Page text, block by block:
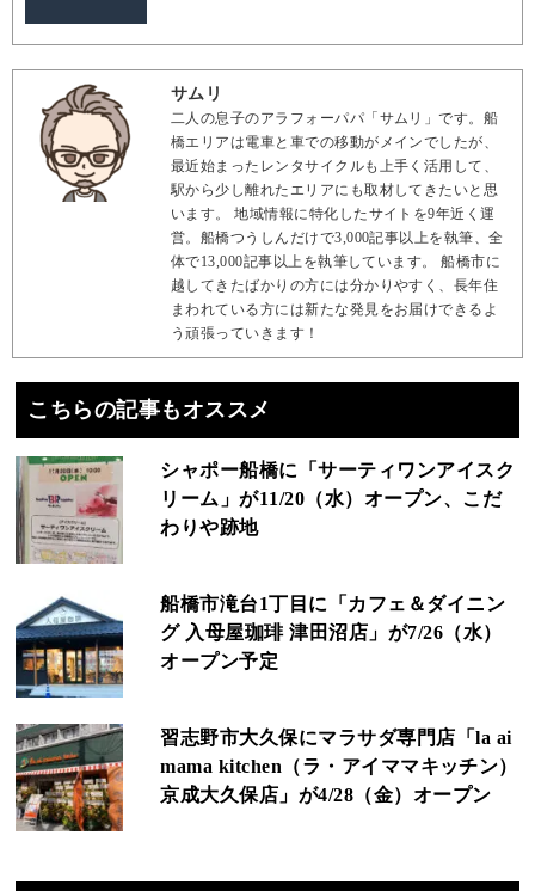
サムリ
二人の息子のアラフォーパパ「サムリ」です。船
橋エリアは電車と車での移動がメインでしたが、
最近始まったレンタサイクルも上手く活用して、
駅から少し離れたエリアにも取材してきたいと思
います。 地域情報に特化したサイトを9年近く運
営。船橋つうしんだけで3,000記事以上を執筆、全
体で13,000記事以上を執筆しています。 船橋市に
越してきたばかりの方には分かりやすく、長年住
まわれている方には新たな発見をお届けできるよ
う頑張っていきます！
こちらの記事もオススメ
シャポー船橋に「サーティワンアイスク
リーム」が11/20（水）オープン、こだ
わりや跡地
船橋市滝台1丁目に「カフェ＆ダイニン
グ 入母屋珈琲 津田沼店」が7/26（水）
オープン予定
習志野市大久保にマラサダ専門店「la ai
mama kitchen（ラ・アイママキッチン）
京成大久保店」が4/28（金）オープン